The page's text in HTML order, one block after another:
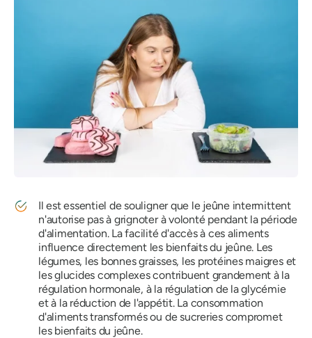
Il est essentiel de souligner que le jeûne intermittent
n'autorise pas à grignoter à volonté pendant la période
d'alimentation. La facilité d'accès à ces aliments
influence directement les bienfaits du jeûne. Les
légumes, les bonnes graisses, les protéines maigres et
les glucides complexes contribuent grandement à la
régulation hormonale, à la régulation de la glycémie
et à la réduction de l'appétit. La consommation
d'aliments transformés ou de sucreries compromet
les bienfaits du jeûne.